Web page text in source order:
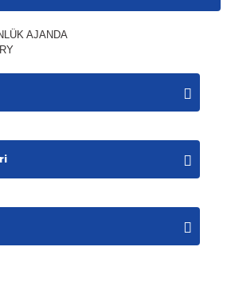
AJANDA
ilk yorumu siz yapın!
Yorum Yaz